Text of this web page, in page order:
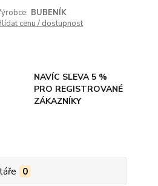
BUBENÍK
cenu / dostupnost
NAVÍC SLEVA 5 %
PRO REGISTROVANÉ
ZÁKAZNÍKY
0